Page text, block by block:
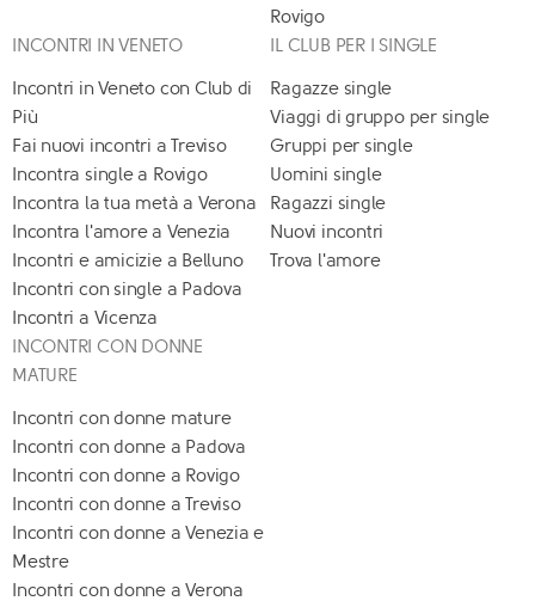
Rovigo
INCONTRI IN VENETO
Incontri in Veneto con Club di
Più
Fai nuovi incontri a Treviso
Incontra single a Rovigo
Incontra la tua metà a Verona
Incontra l'amore a Venezia
Incontri e amicizie a Belluno
Incontri con single a Padova
Incontri a Vicenza
IL CLUB PER I SINGLE
Ragazze single
Viaggi di gruppo per single
Gruppi per single
Uomini single
Ragazzi single
Nuovi incontri
Trova l'amore
INCONTRI CON DONNE
MATURE
Incontri con donne mature
Incontri con donne a Padova
Incontri con donne a Rovigo
Incontri con donne a Treviso
Incontri con donne a Venezia e
Mestre
Incontri con donne a Verona